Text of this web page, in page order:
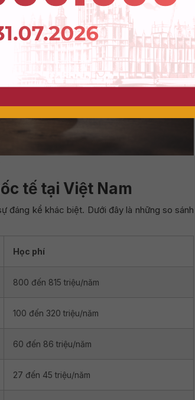
tế tại Việt Nam
đáng kể khác biệt. Dưới đây là những so sánh
Học phí
800 đến 815 triệu/năm
100 đến 320 triệu/năm
60 đến 86 triệu/năm
27 đến 45 triệu/năm
nhận Voucher